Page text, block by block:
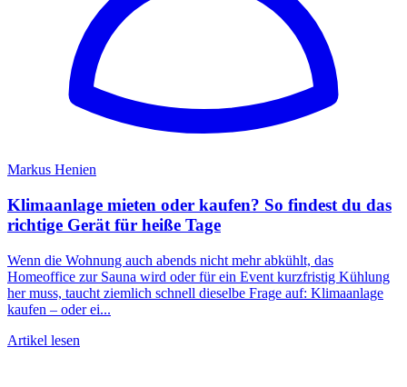
Markus Henien
Klimaanlage mieten oder kaufen? So findest du das
richtige Gerät für heiße Tage
Wenn die Wohnung auch abends nicht mehr abkühlt, das
Homeoffice zur Sauna wird oder für ein Event kurzfristig Kühlung
her muss, taucht ziemlich schnell dieselbe Frage auf: Klimaanlage
kaufen – oder ei...
Artikel lesen